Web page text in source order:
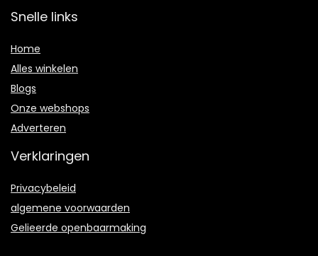
Snelle links
Home
Alles winkelen
Blogs
Onze webshops
Adverteren
Verklaringen
Privacybeleid
algemene voorwaarden
Gelieerde openbaarmaking